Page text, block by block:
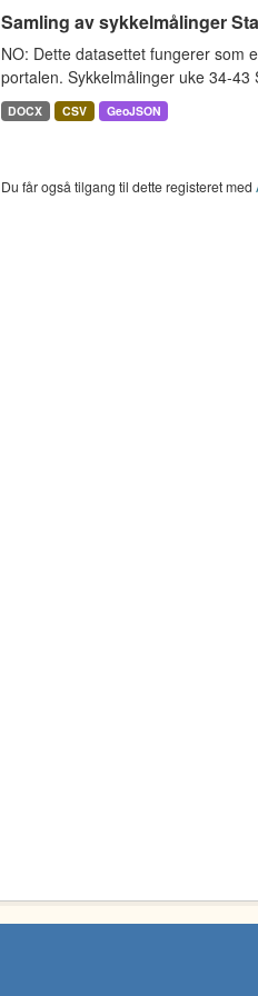
Samling av sykkelmålinger
NO: Dette datasettet fungerer som
portalen. Sykkelmålinger uke 34-43
DOCX CSV GeoJSON
Du får også tilgang til dette registeret med